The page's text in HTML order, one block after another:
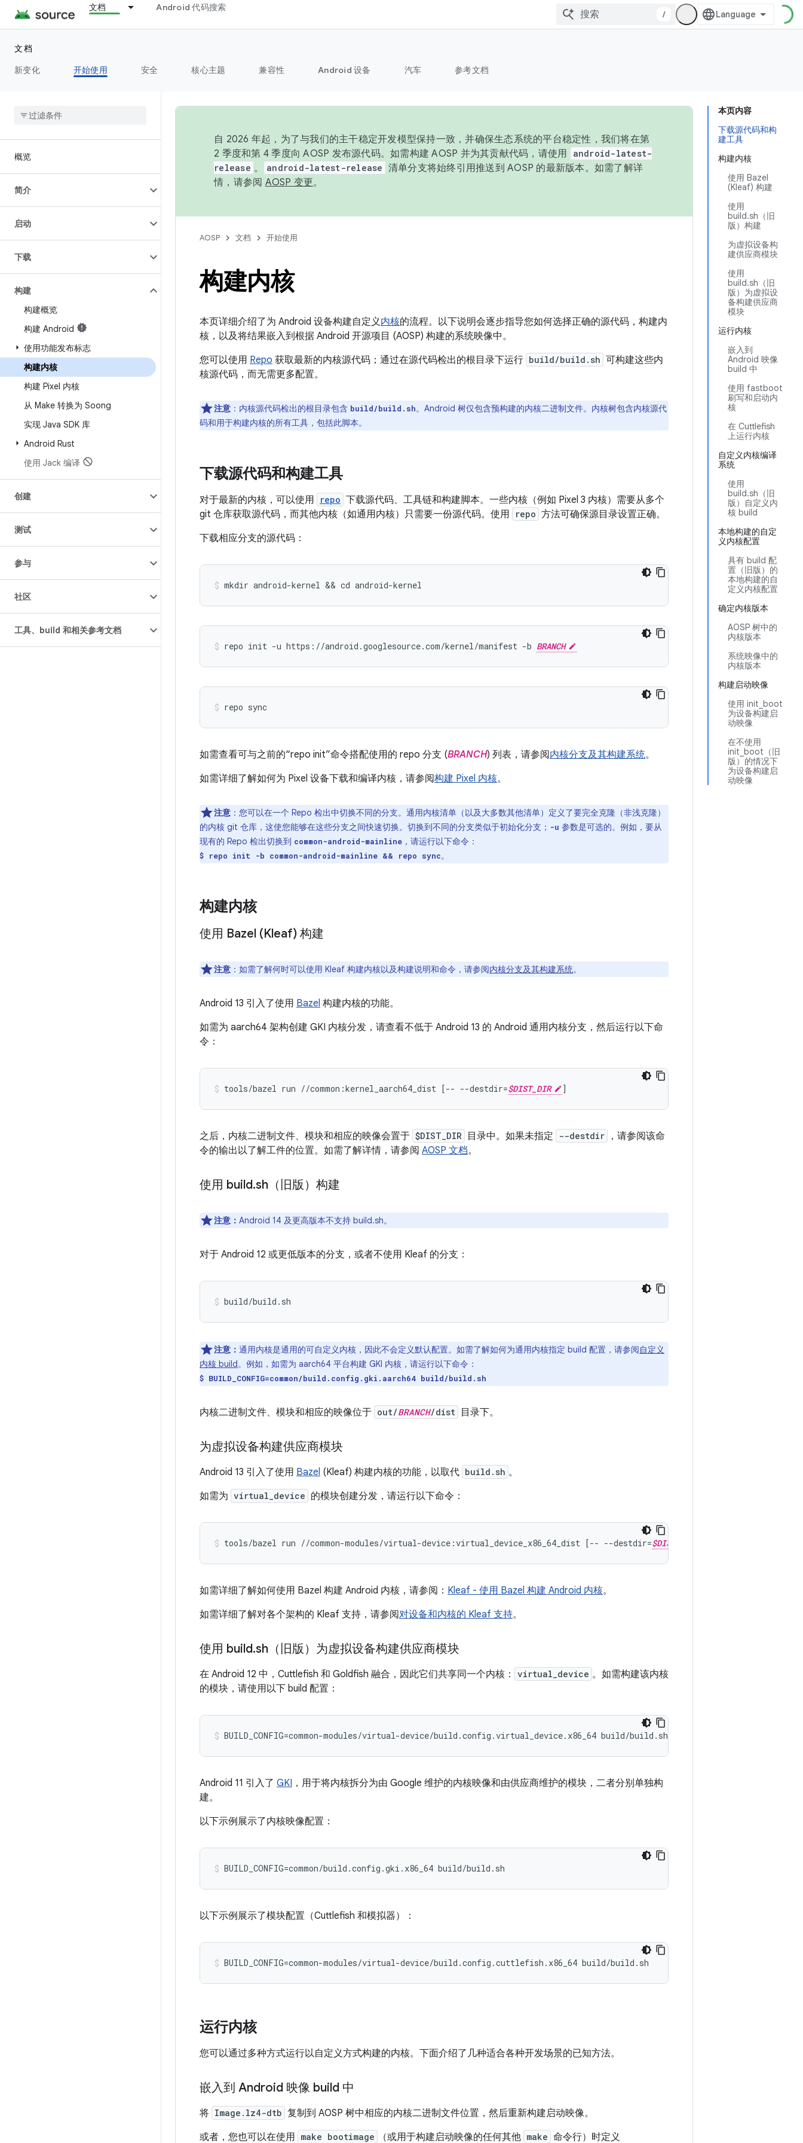
文档 Android 代码搜索
/
文档
新变化
开始使用 安全 核心主题 兼容性 Android 设备 汽车 参考文档
概览
简介
启动
下载
构建
构建概览
构建 Android
使用功能发布标志
构建内核
构建 Pixel 内核
从 Make 转换为 Soong
实现 Java SDK 库
Android Rust
使用 Jack 编译
创建
测试
参与
社区
工具、build 和相关参考文档
本页内容
下载源代码和构
建工具
构建内核
使用 Bazel
(Kleaf) 构建
使用
build.sh（旧
版）构建
为虚拟设备构
建供应商模块
使用
build.sh（旧
版）为虚拟设
备构建供应商
模块
运行内核
嵌入到
Android 映像
build 中
使用 fastboot
刷写和启动内
核
在 Cuttlefish
上运行内核
自定义内核编译
系统
使用
build.sh（旧
版）自定义内
核 build
本地构建的自定
义内核配置
具有 build 配
置（旧版）的
本地构建的自
定义内核配置
确定内核版本
AOSP 树中的
内核版本
系统映像中的
内核版本
构建启动映像
使用 init_boot
为设备构建启
动映像
在不使用
init_boot（旧
版）的情况下
为设备构建启
动映像
自 2026 年起，为了与我们的主干稳定开发模型保持一致，并确保生态系统的平台稳定性，我们将在第
2 季度和第 4 季度向 AOSP 发布源代码。如需构建 AOSP 并为其贡献代码，请使用
android-latest-
release 。 android-latest-release 清单分支将始终引用推送到 AOSP 的最新版本。如需了解详
情，请参阅 AOSP 变更。
AOSP 文档 开始使用
构建内核
本页详细介绍了为 Android 设备构建自定义内核的流程。以下说明会逐步指导您如何选择正确的源代码，构建内
核，以及将结果嵌入到根据 Android 开源项目 (AOSP) 构建的系统映像中。
您可以使用 Repo 获取最新的内核源代码；通过在源代码检出的根目录下运行 build/build.sh 可构建这些内
核源代码，而无需更多配置。
注意 ：内核源代码检出的根目录包含 build/build.sh。Android 树仅包含预构建的内核二进制文件。内核树包含内核源代
码和用于构建内核的所有工具，包括此脚本。
下载源代码和构建工具
对于最新的内核，可以使用 repo 下载源代码、工具链和构建脚本。一些内核（例如 Pixel 3 内核）需要从多个
git 仓库获取源代码，而其他内核（如通用内核）只需要一份源代码。使用
repo 方法可确保源目录设置正确。
下载相应分支的源代码：
mkdir android-kernel && cd android-kernel
repo init -u https://android.googlesource.com/kernel/manifest -b BRANCH
repo sync
如需查看可与之前的“repo init”命令搭配使用的 repo 分支 (BRANCH) 列表，请参阅内核分支及其构建系统。
如需详细了解如何为 Pixel 设备下载和编译内核，请参阅构建 Pixel 内核。
注意 ：您可以在一个 Repo 检出中切换不同的分支。通用内核清单（以及大多数其他清单）定义了要完全克隆（非浅克隆）
的内核 git 仓库，这使您能够在这些分支之间快速切换。切换到不同的分支类似于初始化分支； -u 参数是可选的。例如，要从
现有的 Repo 检出切换到 common-android-mainline ，请运行以下命令：
$ repo init -b common-android-mainline && repo sync。
构建内核
使用 Bazel (Kleaf) 构建
注意 ：如需了解何时可以使用 Kleaf 构建内核以及构建说明和命令，请参阅内核分支及其构建系统。
Android 13 引入了使用 Bazel 构建内核的功能。
如需为 aarch64 架构创建 GKI 内核分发，请查看不低于 Android 13 的 Android 通用内核分支，然后运行以下命
令：
tools/bazel run //common:kernel_aarch64_dist [-- --destdir=$DIST_DIR
之后，内核二进制文件、模块和相应的映像会置于 $DIST_DIR 目录中。如果未指定 --destdir
，请参阅该命
令的输出以了解工件的位置。如需了解详情，请参阅 AOSP 文档。
使用 build.sh（旧版）构建
注意： Android 14 及更高版本不支持 build.sh。
对于 Android 12 或更低版本的分支，或者不使用 Kleaf 的分支：
build/build.sh
注意： 通用内核是通用的可自定义内核，因此不会定义默认配置。如需了解如何为通用内核指定 build 配置，请参阅自定义
内核 build。例如，如需为 aarch64 平台构建 GKI 内核，请运行以下命令：
$ BUILD_CONFIG=common/build.config.gki.aarch64 build/build.sh
内核二进制文件、模块和相应的映像位于 out/BRANCH/dist 目录下。
为虚拟设备构建供应商模块
Android 13 引入了使用 Bazel (Kleaf) 构建内核的功能，以取代 build.sh 。
如需为 virtual_device 的模块创建分发，请运行以下命令：
tools/bazel run //common-modules/virtual-device:virtual_device_x86_64_dist [-- --destdir=$DIST_DIR
如需详细了解如何使用 Bazel 构建 Android 内核，请参阅： Kleaf - 使用 Bazel 构建 Android 内核。
如需详细了解对各个架构的 Kleaf 支持，请参阅对设备和内核的 Kleaf 支持。
使用 build.sh（旧版）为虚拟设备构建供应商模块
在 Android 12 中，Cuttlefish 和 Goldfish 融合，因此它们共享同一个内核： virtual_device 。如需构建该内核
的模块，请使用以下 build 配置：
BUILD_CONFIG=common-modules/virtual-device/build.config.virtual_device.x86_64 build/build.sh
Android 11 引入了 GKI ，用于将内核拆分为由 Google 维护的内核映像和由供应商维护的模块，二者分别单独构
建。
以下示例展示了内核映像配置：
BUILD_CONFIG=common/build.config.gki.x86_64 build/build.sh
以下示例展示了模块配置（Cuttlefish 和模拟器）：
BUILD_CONFIG=common-modules/virtual-device/build.config.cuttlefish.x86_64 build/build.sh
运行内核
您可以通过多种方式运行以自定义方式构建的内核。下面介绍了几种适合各种开发场景的已知方法。
嵌入到 Android 映像 build 中
将 Image.lz4-dtb 复制到 AOSP 树中相应的内核二进制文件位置，然后重新构建启动映像。
或者，您也可以在使用 make bootimage （或用于构建启动映像的任何其他 make 命令行）时定义